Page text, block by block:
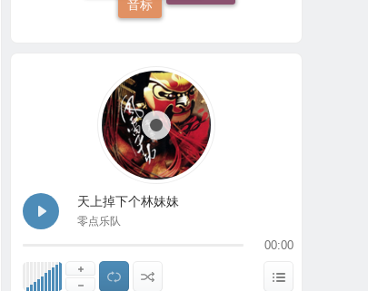
天上掉下个林妹妹
零点乐队
00:00